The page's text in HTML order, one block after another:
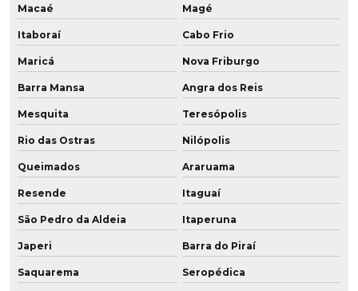
Empresas de poliuretano
Fábrica de buchas de poliuretano
Fábrica de chapa de pu
Fábrica de chapas de poliuretano
Fábrica placa poliuretano
Fábrica de placa de pu
Fábrica de poliuretano aditivado
Fábrica de poliuretano com grafeno
Macaé Magé
Itaboraí Cabo Frio
Maricá Nova Friburgo
Barra Mansa Angra dos Reis
Mesquita Teresópolis
Rio das Ostras Nilópolis
Queimados Araruama
Resende Itaguaí
São Pedro da Aldeia Itaperuna
Japeri Barra do Piraí
Saquarema Seropédica